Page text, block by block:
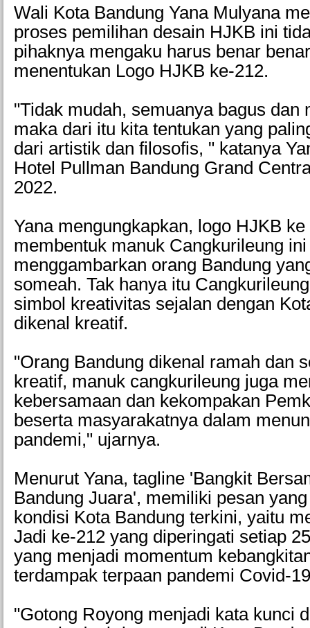
Wali Kota Bandung Yana Mulyana
proses pemilihan desain HJKB ini
pihaknya mengaku harus benar
menentukan Logo HJKB ke-212.
"Tidak mudah, semuanya bagus dan
maka dari itu kita tentukan yang
dari artistik dan filosofis, " katanya
Hotel Pullman Bandung Grand
2022.
Yana mengungkapkan, logo HJKB
membentuk manuk Cangkurileung
menggambarkan orang Bandung
someah. Tak hanya itu
simbol kreativitas sejalan dengan
dikenal kreatif.
"Orang Bandung dikenal ramah dan
kreatif, manuk cangkurileung juga
kebersamaan dan kekompakan
beserta masyarakatnya dalam
pandemi," ujarnya.
Menurut Yana, tagline 'Bangkit
Bandung Juara', memiliki pesan
kondisi Kota Bandung terkini, yaitu
Jadi ke-212 yang diperingati setiap
yang menjadi momentum
terdampak terpaan pandemi Covid-
"Gotong Royong menjadi kata kunci